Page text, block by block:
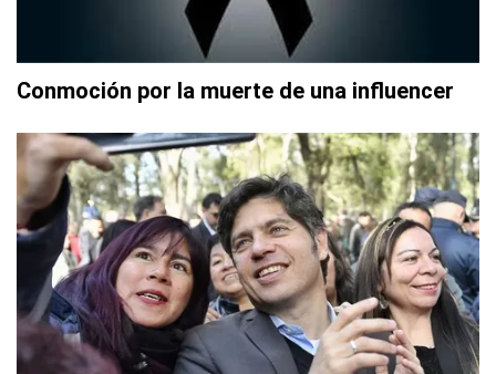
Conmoción por la muerte de una influencer